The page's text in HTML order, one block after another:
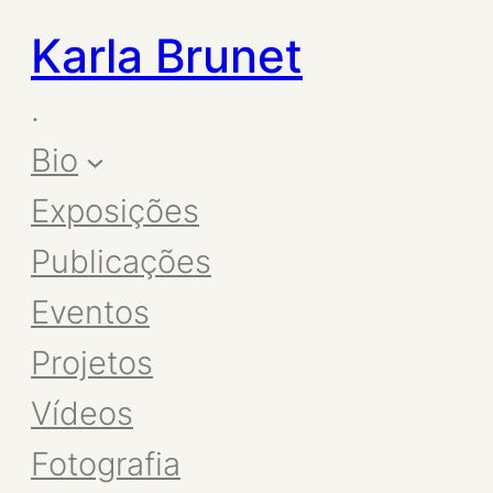
Karla Brunet
.
Bio
Exposições
Publicações
Eventos
Projetos
Vídeos
Fotografia